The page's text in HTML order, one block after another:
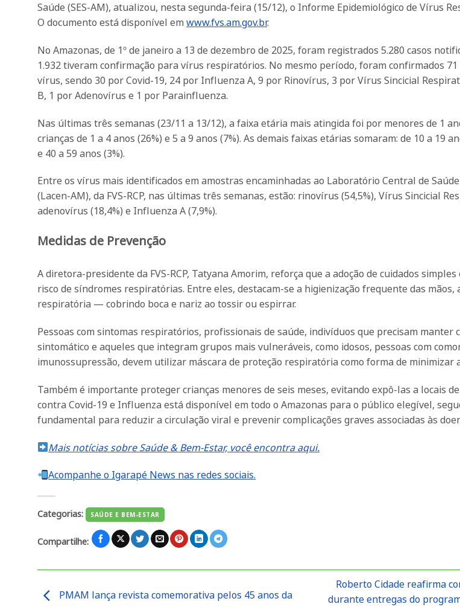
Saúde (SES-AM), atualizou, nesta segunda-feira (15/12), o Informe Epidemiológico de Vírus
O documento está disponível em www.fvs.am.gov.br.
No Amazonas, de 1º de janeiro a 13 de dezembro de 2025, foram registrados 5.280 casos
1.932 tiveram confirmação para vírus respiratórios. No mesmo período, foram confirmados 71
vírus, sendo 30 por Covid-19, 24 por Influenza A, 9 por Rinovírus, 3 por Vírus Sincicial
B, 1 por Adenovírus e 1 por Parainfluenza.
Nas últimas três semanas (23/11 a 13/12), a faixa etária mais atingida foi por menores de 1
crianças de 1 a 4 anos (26%) e 5 a 9 anos (7%). As demais faixas etárias somaram: de 10 a 19
e 40 a 59 anos (3%).
Entre os vírus mais identificados em amostras encaminhadas ao Laboratório Central de
(Lacen-AM), da FVS-RCP, nas últimas três semanas, estão: rinovírus (54,5%), Vírus Sincicial
adenovírus (18,4%) e Influenza A (7,9%).
Medidas de Prevenção
A diretora-presidente da FVS-RCP, Tatyana Amorim, reforça que a adoção de cuidados
risco de síndromes respiratórias. Entre eles, destacam-se a higienização frequente das mãos,
respiratória — cobrindo boca e nariz ao tossir ou espirrar.
Pessoas com sintomas respiratórios, profissionais de saúde, indivíduos que precisam manter
sintomático e aqueles que integram grupos mais vulneráveis, como idosos, pessoas com
imunossupressão, devem utilizar máscara de proteção respiratória como forma de minimizar
Também é importante proteger crianças menores de seis meses, evitando expô-las a locais
contra Covid-19 e Influenza está disponível em todo o Amazonas para o público elegível,
fundamental para reduzir a circulação viral e prevenir complicações graves associadas às
Mais notícias sobre Saúde & Bem-Estar, você encontra aqui.
Acompanhe o Igarapé News nas redes sociais.
Categorias: SAÚDE E BEM-ESTAR
Compartilhe:
PMAM lança revista comemorativa pelos 45 anos da
Roberto Cidade reafirma
durante entregas do